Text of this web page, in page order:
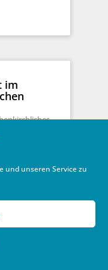
und unseren Service zu
im
sind die
sich in